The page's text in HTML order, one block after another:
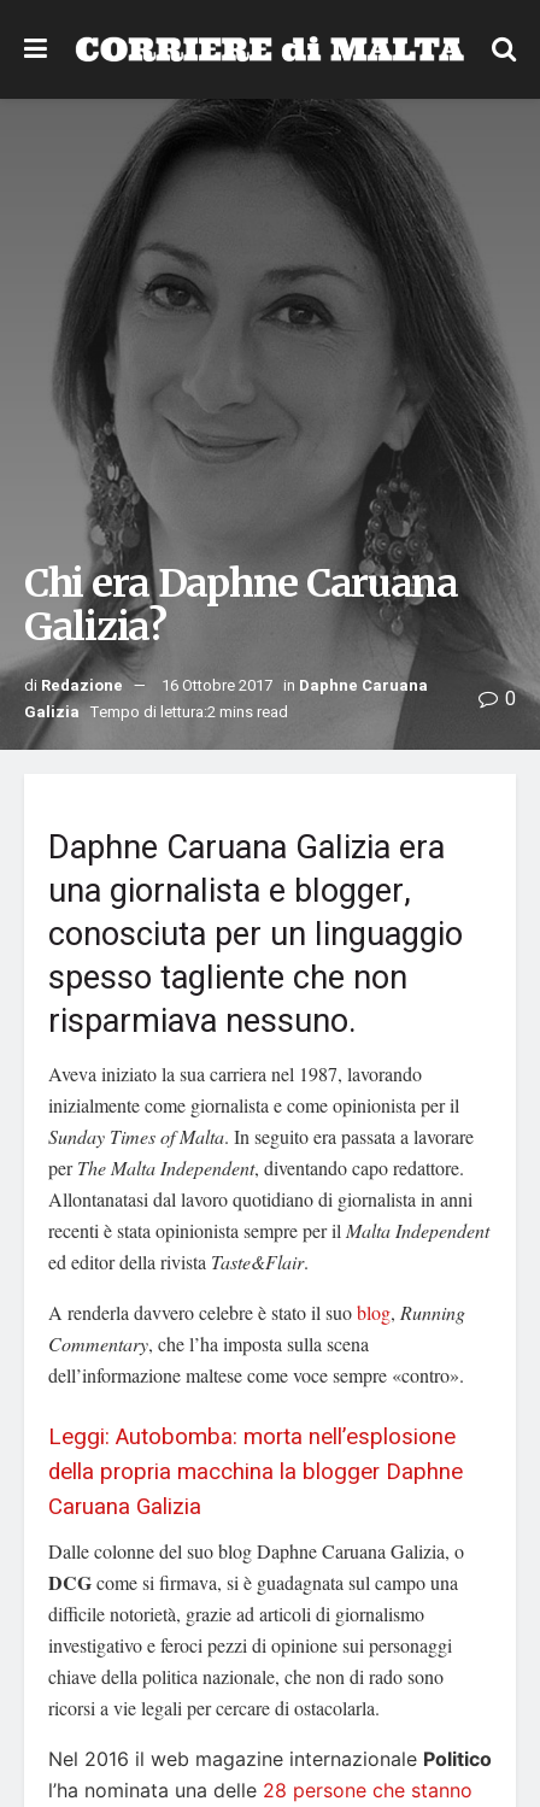
Chi era Daphne Caruana
Galizia?
di Redazione 16 Ottobre 2017 in Daphne Caruana
Galizia Tempo di lettura:2 mins read 0
Daphne Caruana Galizia era
una giornalista e blogger,
conosciuta per un linguaggio
spesso tagliente che non
risparmiava nessuno.
Aveva iniziato la sua carriera nel 1987, lavorando
inizialmente come giornalista e come opinionista per il
Sunday Times of Malta. In seguito era passata a lavorare
perThe Malta Independent, diventando capo redattore.
Allontanatasi dal lavoro quotidiano di giornalista in anni
recenti è stata opinionista sempre per ilMalta Independent
ed editor della rivista Taste&Flair.
A renderla davvero celebre è stato il suoblog, Running
Commentary, che l’ha imposta sulla scena
dell’informazione maltese come voce sempre «contro».
Leggi: Autobomba: morta nell’esplosione
della propria macchina la blogger Daphne
Caruana Galizia
Dalle colonne del suo blog Daphne Caruana Galizia, o
DCGcome si firmava, si è guadagnata sul campo una
difficile notorietà, grazie ad articoli di giornalismo
investigativo e feroci pezzi di opinione sui personaggi
chiave della politica nazionale, che non di rado sono
ricorsi a vie legali per cercare di ostacolarla.
Nel 2016 il web magazine internazionale Politico
l’ha nominata una delle 28 persone che stanno